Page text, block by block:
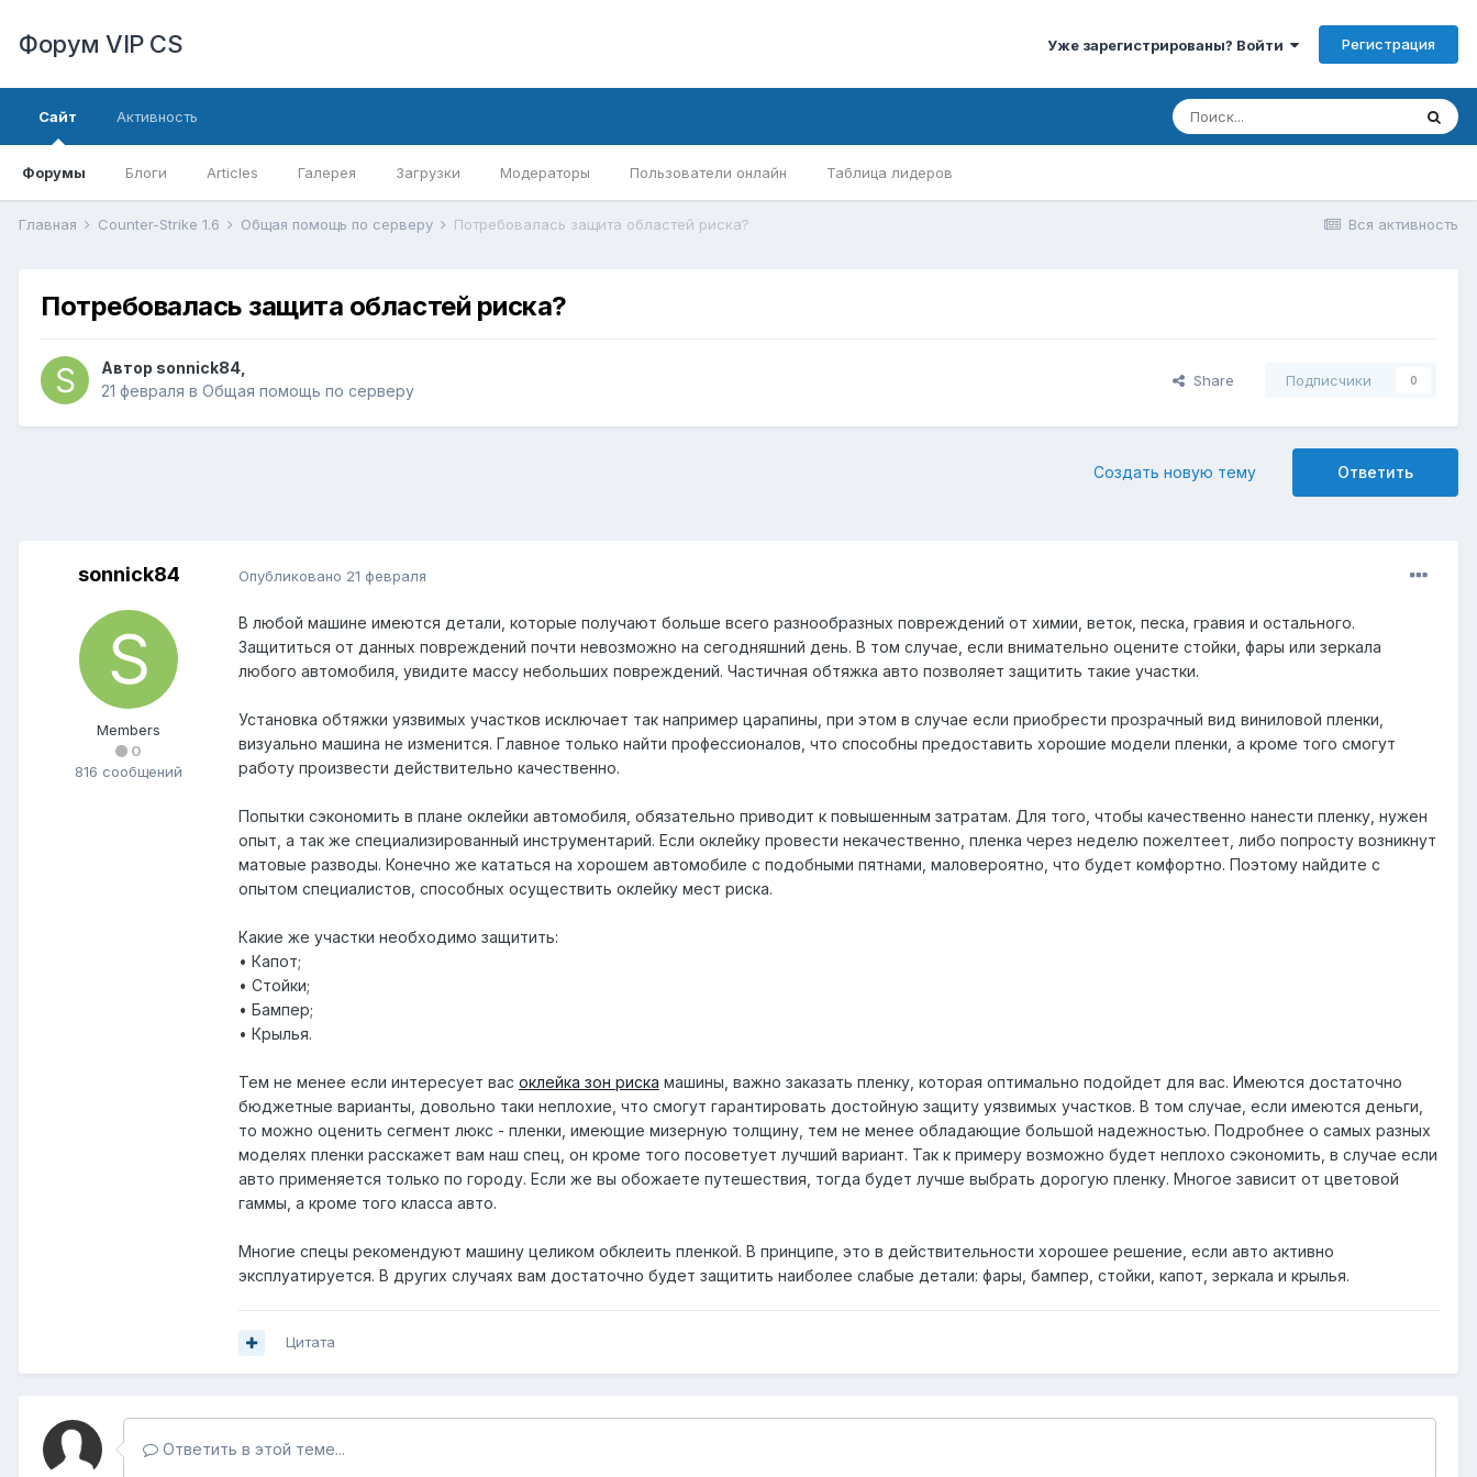
Форум VIP CS Уже зарегистрированы? Войти Регистрация
Сайт
Форумы Блоги Articles Галерея Загрузки Модераторы Пользователи онлайн Таблица лидеров
Активность
Вся активность
Главная Counter-Strike 1.6 Общая помощь по серверу Потребовалась защита областей риска?
Потребовалась защита областей риска?
Автор sonnick84
21 февраля в Общая помощь по серверу
Share Подписчики 0
Ответить
Создать новую тему
sonnick84
Members
0
816 сообщений
Опубликовано 21 февраля
В любой машине имеются детали, которые получают больше всего разнообразных повреждений от химии, веток, песка, гравия и остального.
Защититься от данных повреждений почти невозможно на сегодняшний день. В том случае, если внимательно оцените стойки, фары или зеркала
любого автомобиля, увидите массу небольших повреждений. Частичная обтяжка авто позволяет защитить такие участки.
Установка обтяжки уязвимых участков исключает так например царапины, при этом в случае если приобрести прозрачный вид виниловой пленки,
визуально машина не изменится. Главное только найти профессионалов, что способны предоставить хорошие модели пленки, а кроме того смогут
работу произвести действительно качественно.
Попытки сэкономить в плане оклейки автомобиля, обязательно приводит к повышенным затратам. Для того, чтобы качественно нанести пленку, нужен
опыт, а так же специализированный инструментарий. Если оклейку провести некачественно, пленка через неделю пожелтеет, либо попросту возникнут
матовые разводы. Конечно же кататься на хорошем автомобиле с подобными пятнами, маловероятно, что будет комфортно. Поэтому найдите с
опытом специалистов, способных осуществить оклейку мест риска.
Какие же участки необходимо защитить:
• Капот;
• Стойки;
• Бампер;
• Крылья.
Тем не менее если интересует вас оклейка зон риска машины, важно заказать пленку, которая оптимально подойдет для вас. Имеются достаточно
бюджетные варианты, довольно таки неплохие, что смогут гарантировать достойную защиту уязвимых участков. В том случае, если имеются деньги,
то можно оценить сегмент люкс - пленки, имеющие мизерную толщину, тем не менее обладающие большой надежностью. Подробнее о самых разных
моделях пленки расскажет вам наш спец, он кроме того посоветует лучший вариант. Так к примеру возможно будет неплохо сэкономить, в случае если
авто применяется только по городу. Если же вы обожаете путешествия, тогда будет лучше выбрать дорогую пленку. Многое зависит от цветовой
гаммы, а кроме того класса авто.
Многие спецы рекомендуют машину целиком обклеить пленкой. В принципе, это в действительности хорошее решение, если авто активно
эксплуатируется. В других случаях вам достаточно будет защитить наиболее слабые детали: фары, бампер, стойки, капот, зеркала и крылья.
Цитата
Ответить в этой теме...